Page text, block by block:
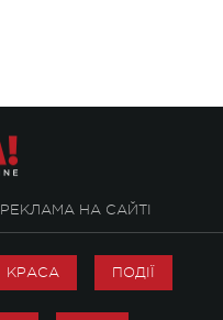
РЕКЛАМА НА САЙТІ
КРАСА ПОДІЇ